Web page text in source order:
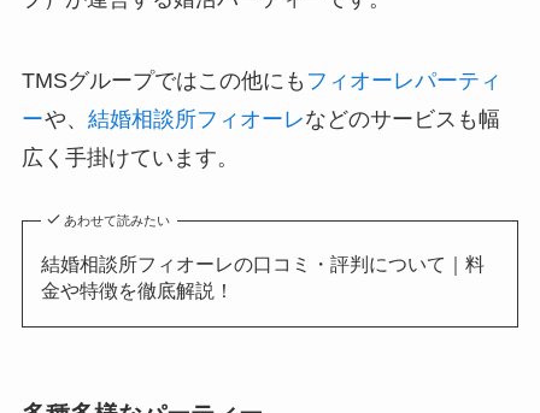
TMSグループではこの他にも フィオーレパーティ
ーや、 結婚相談所フィオーレなどのサービスも幅
広く手掛けています。
あわせて読みたい
結婚相談所フィオーレの口コミ・評判について｜料
金や特徴を徹底解説！